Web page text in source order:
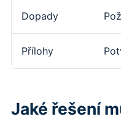
Dopady
Přílohy
Jaké řešení